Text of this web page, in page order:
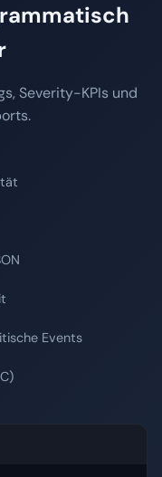
Severity-KPIs und
Events